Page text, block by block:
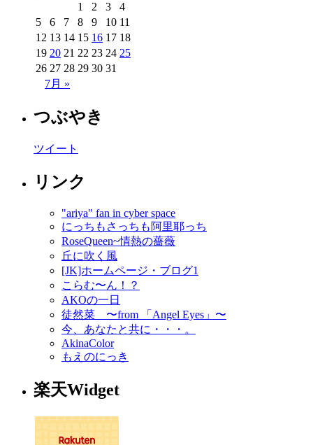
1
2 3
4
5
6 7 8 9 10 11
12 13 14 15 16 17 18
19 20 21 22 23 24 25
26 27 28 29 30 31
7月 »
つぶやき
ツイート
リンク
"ariya" fan in cyber space
にっちもさっちも阿里耶っち
RoseQueen~情熱の薔薇
丘に吹く風
[JK]ホームページ・ブログ1
こらむ〜ん！？
AKOの一日
徒然菜 〜from 「Angel Eyes」〜
今、あなたと共に・・・。
AkinaColor
もえのにっき
楽天Widget